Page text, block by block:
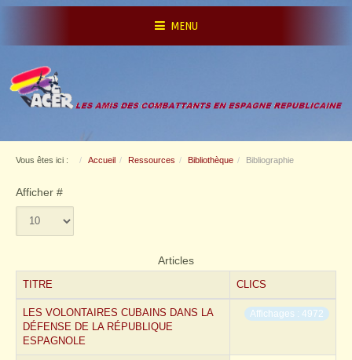
MENU
Vous êtes ici : Accueil Ressources Bibliothèque Bibliographie
Afficher #
Articles
TITRE
CLICS
LES VOLONTAIRES CUBAINS DANS LA
DÉFENSE DE LA RÉPUBLIQUE
ESPAGNOLE
Affichages : 4972